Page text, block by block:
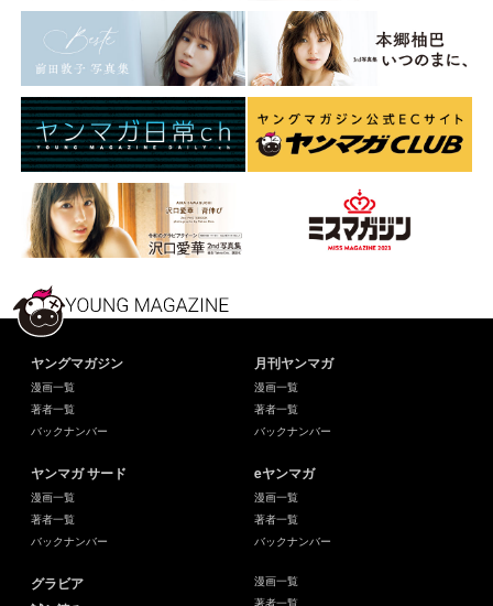
ヤングマガジン
漫画一覧
著者一覧
バックナンバー
月刊ヤンマガ
漫画一覧
著者一覧
バックナンバー
ヤンマガ サード
漫画一覧
著者一覧
バックナンバー
eヤンマガ
漫画一覧
著者一覧
バックナンバー
グラビア
漫画一覧